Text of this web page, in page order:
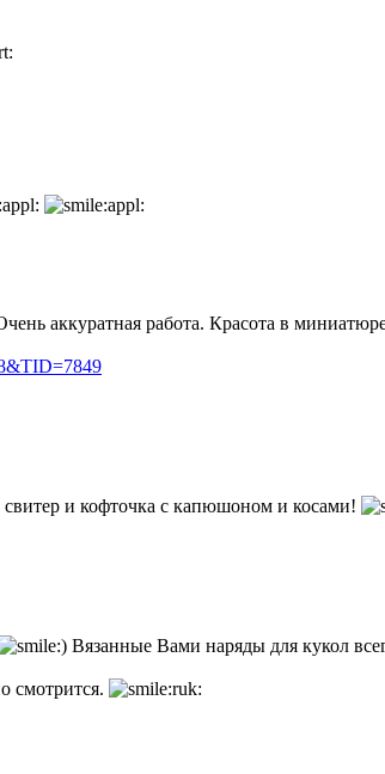
аккуратная работа. Красота в
и кофточка с капюшоном и косами!
Вязанные Вами наряды для кукол
смотрится.